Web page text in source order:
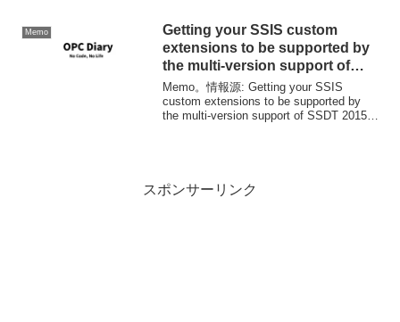
Memo
Getting your SSIS custom
extensions to be supported by
the multi-version support of
SSDT 2015 for SQL Server
2016
Memo。情報源: Getting your SSIS
custom extensions to be supported by
the multi-version support of SSDT 2015
スポンサーリンク